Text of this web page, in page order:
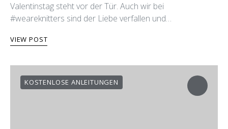
Valentinstag steht vor der Tür. Auch wir bei
#weareknitters sind der Liebe verfallen und…
VIEW POST
KOSTENLOSE ANLEITUNGEN